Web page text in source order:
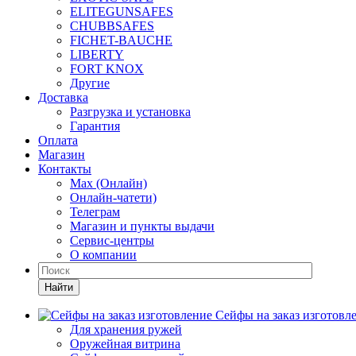
ELITEGUNSAFES
CHUBBSAFES
FICHET-BAUCHE
LIBERTY
FORT KNOX
Другие
Доставка
Разгрузка и установка
Гарантия
Оплата
Магазин
Контакты
Max (Онлайн)
Онлайн-чатети)
Телеграм
Магазин и пункты выдачи
Сервис-центры
О компании
Найти
Сейфы на заказ
Для хранения ружей
Оружейная витрина